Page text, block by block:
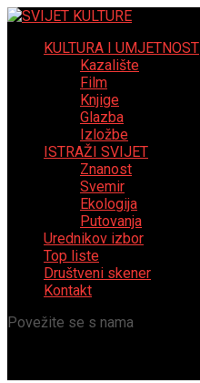
KULTURA I UMJETNOST
Kazalište
Film
Knjige
Glazba
Izložbe
ISTRAŽI SVIJET
Znanost
Svemir
Ekologija
Putovanja
Urednikov izbor
Top liste
Društveni skener
Kontakt
Povežite se s nama